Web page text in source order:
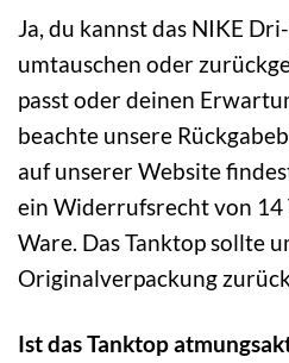
Ja, du kannst das NIKE
umtauschen oder
passt oder deinen
beachte unsere
auf unserer Website
ein Widerrufsrecht von 14
Ware. Das Tanktop sollte
Originalverpackung
Ist das Tanktop